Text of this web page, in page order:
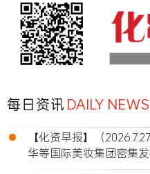
每日资讯DAILY NEWS
•
【化资早报】（
华等国际美妆集团密集